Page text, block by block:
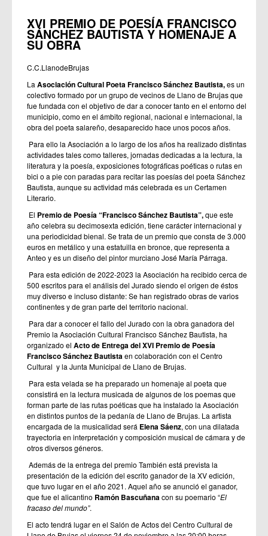
XVI PREMIO DE POESÍA FRANCISCO
SÁNCHEZ BAUTISTA Y HOMENAJE A
SU OBRA
C.C.LlanodeBrujas
La Asociación Cultural Poeta Francisco Sánchez Bautista,es un
colectivo formado por un grupo de vecinos de Llano de Brujas que
fue fundada con el objetivo de dar a conocer tanto en el entorno del
municipio, como en el ámbito regional, nacional e internacional, la
obra del poeta salareño, desaparecido hace unos pocos años.
Para ello la Asociación a lo largo de los años ha realizado distintas
actividades tales como talleres, jornadas dedicadas a la lectura, la
literatura y la poesía, exposiciones fotográficas poéticas o rutas en
bici o a pie con paradas para recitar las poesías del poeta Sánchez
Bautista, aunque su actividad más celebrada es un Certamen
Literario.
El Premio de Poesía “Francisco Sánchez Bautista”,que este
año celebra su decimosexta edición, tiene carácter internacional y
una periodicidad bienal. Se trata de un premio que consta de 3.000
euros en metálico y una estatuilla en bronce, que representa a
Anteo y es un diseño del pintor murciano José María Párraga.
Para esta edición de 2022-2023 la Asociación ha recibido cerca de
500 escritos para el análisis del Jurado siendo el origen de éstos
muy diverso e incluso distante: Se han registrado obras de varios
continentes y de gran parte del territorio nacional.
Para dar a conocer el fallo del Jurado con la obra ganadora del
Premio la Asociación Cultural Francisco Sánchez Bautista, ha
organizado el Acto de Entrega del XVI Premio de Poesía
Francisco Sánchez Bautistaen colaboración con el Centro
Cultural y la Junta Municipal de Llano de Brujas.
Para esta velada se ha preparado un homenaje al poeta que
consistirá en la lectura musicada de algunos de los poemas que
forman parte de las rutas poéticas que ha instalado la Asociación
en distintos puntos de la pedanía de Llano de Brujas. La artista
encargada de la musicalidad será Elena Sáenz, con una dilatada
trayectoria en interpretación y composición musical de cámara y de
otros diversos géneros.
Además de la entrega del premio También está prevista la
presentación de la edición del escrito ganador de la XV edición,
que tuvo lugar en el año 2021. Aquel año se anunció el ganador,
que fue el alicantino Ramón Bascuñanacon su poemario “El
fracaso del mundo”.
El acto tendrá lugar en el Salón de Actos del Centro Cultural de